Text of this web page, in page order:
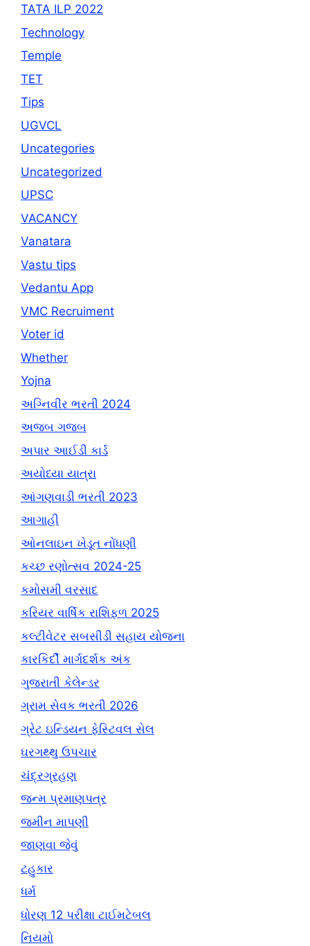
TATA ILP 2022
Technology
Temple
TET
Tips
UGVCL
Uncategories
Uncategorized
UPSC
VACANCY
Vanatara
Vastu tips
Vedantu App
VMC Recruiment
Voter id
Whether
Yojna
અગ્નિવીર ભરતી 2024
અજબ ગજબ
અપાર આઈડી કાર્ડ
અયોધ્યા યાત્રા
આંગણવાડી ભરતી 2023
આગાહી
ઓનલાઇન ખેડૂત નોંધણી
કચ્છ રણોત્સવ 2024-25
કમોસમી વરસાદ
કરિયર વાર્ષિક રાશિફળ 2025
કલ્ટીવેટર સબસીડી સહાય યોજના
કારકિર્દી માર્ગદર્શક અંક
ગુજરાતી કેલેન્ડર
ગ્રામ સેવક ભરતી 2026
ગ્રેટ ઇન્ડિયન ફેસ્ટિવલ સેલ
ઘરગથ્થુ ઉપચાર
ચંદ્રગ્રહણ
જન્મ પ્રમાણપત્ર
જમીન માપણી
જાણવા જેવું
ટહુકાર
ધર્મ
ધોરણ 12 પરીક્ષા ટાઈમટેબલ
નિયમો